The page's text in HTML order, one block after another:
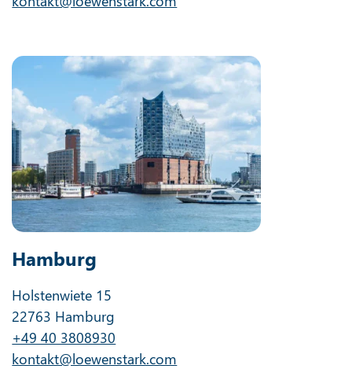
Hamburg
Holstenwiete 15
22763 Hamburg
+49 40 3808930
kontakt@loewenstark.com